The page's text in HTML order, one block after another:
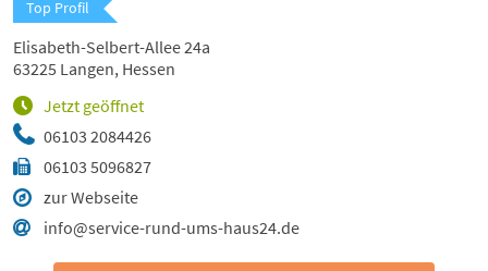
Top Profil
06103 2084426
06103 5096827
zur Webseite
info@service-rund-ums-haus24.de
Jetzt geöffnet
Elisabeth-Selbert-Allee 24a
63225 Langen, Hessen